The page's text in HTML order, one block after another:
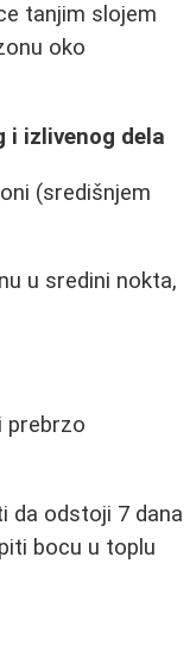
tanjim slojem
oko
i izlivenog dela
(središnjem
u sredini nokta,
prebrzo
da odstoji 7 dana
bocu u toplu